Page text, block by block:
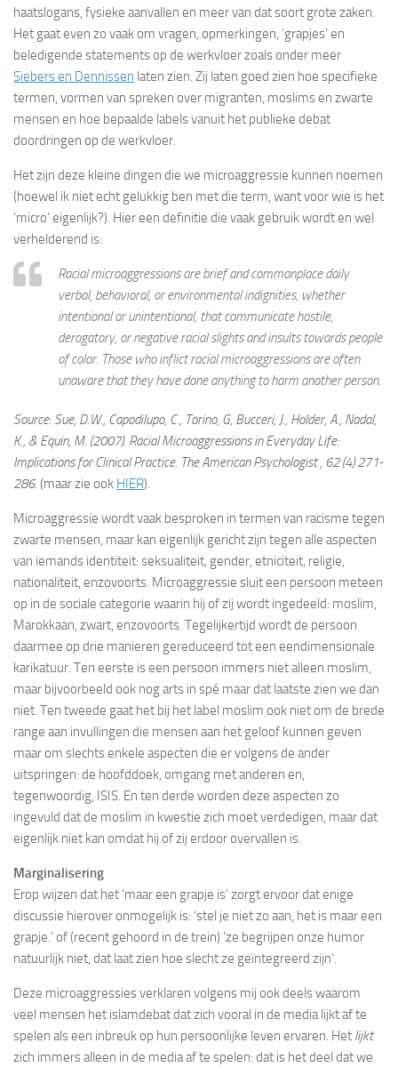
haatslogans, fysieke aanvallen en meer van dat soort grote zaken.
Het gaat even zo vaak om vragen, opmerkingen, ‘grapjes’ en
beledigende statements op de werkvloer zoals onder meer
Siebers en Dennissen laten zien. Zij laten goed zien hoe specifieke
termen, vormen van spreken over migranten, moslims en zwarte
mensen en hoe bepaalde labels vanuit het publieke debat
doordringen op de werkvloer.
Het zijn deze kleine dingen die we microaggressie kunnen noemen
(hoewel ik niet echt gelukkig ben met die term, want voor wie is het
‘micro’ eigenlijk?). Hier een definitie die vaak gebruik wordt en wel
verhelderend is:
Racial microaggressions are brief and commonplace daily
verbal, behavioral, or environmental indignities, whether
intentional or unintentional, that communicate hostile,
derogatory, or negative racial slights and insults towards people
of color. Those who inflict racial microaggressions are often
unaware that they have done anything to harm another person.
Source: Sue, D.W., Capodilupo, C., Torino, G, Bucceri, J., Holder, A., Nadal,
K., & Equin, M. (2007). Racial Microaggressions in Everyday Life:
Implications for Clinical Practice. The American Psychologist, 62 (4) 271-
286. (maar zie ook HIER).
Microaggressie wordt vaak besproken in termen van racisme tegen
zwarte mensen, maar kan eigenlijk gericht zijn tegen alle aspecten
van iemands identiteit: seksualiteit, gender, etniciteit, religie,
nationaliteit, enzovoorts. Microaggressie sluit een persoon meteen
op in de sociale categorie waarin hij of zij wordt ingedeeld: moslim,
Marokkaan, zwart, enzovoorts. Tegelijkertijd wordt de persoon
daarmee op drie manieren gereduceerd tot een eendimensionale
karikatuur. Ten eerste is een persoon immers niet alleen moslim,
maar bijvoorbeeld ook nog arts in spé maar dat laatste zien we dan
niet. Ten tweede gaat het bij het label moslim ook niet om de brede
range aan invullingen die mensen aan het geloof kunnen geven
maar om slechts enkele aspecten die er volgens de ander
uitspringen: de hoofddoek, omgang met anderen en,
tegenwoordig, ISIS. En ten derde worden deze aspecten zo
ingevuld dat de moslim in kwestie zich moet verdedigen, maar dat
eigenlijk niet kan omdat hij of zij erdoor overvallen is.
Marginalisering
Erop wijzen dat het ‘maar een grapje is’ zorgt ervoor dat enige
discussie hierover onmogelijk is: ‘stel je niet zo aan, het is maar een
grapje.’ of (recent gehoord in de trein) ‘ze begrijpen onze humor
natuurlijk niet, dat laat zien hoe slecht ze geïntegreerd zijn’.
Deze microaggressies verklaren volgens mij ook deels waarom
veel mensen het islamdebat dat zich vooral in de media lijkt af te
spelen als een inbreuk op hun persoonlijke leven ervaren. Het lijkt
zich immers alleen in de media af te spelen: dat is het deel dat we